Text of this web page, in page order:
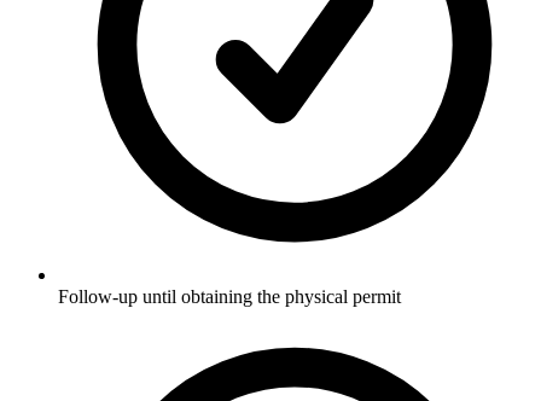
Follow-up until obtaining the physical permit